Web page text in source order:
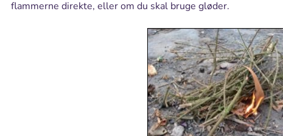
flammerne direkte, eller om du skal bruge gløder.